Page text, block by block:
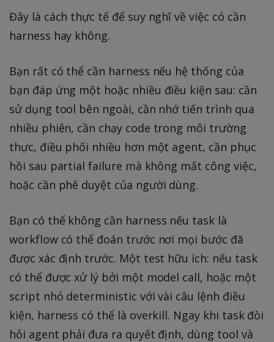
Đây là cách thực tế để suy nghĩ về việc có cần
harness hay không.
Bạn rất có thể cần harness nếu hệ thống của
bạn đáp ứng một hoặc nhiều điều kiện sau: cần
sử dụng tool bên ngoài, cần nhớ tiến trình qua
nhiều phiên, cần chạy code trong môi trường
thực, điều phối nhiều hơn một agent, cần phục
hồi sau partial failure mà không mất công việc,
hoặc cần phê duyệt của người dùng.
Bạn có thể không cần harness nếu task là
workflow có thể đoán trước nơi mọi bước đã
được xác định trước. Một test hữu ích: nếu task
có thể được xử lý bởi một model call, hoặc một
script nhỏ deterministic với vài câu lệnh điều
kiện, harness có thể là overkill. Ngay khi task đòi
hỏi agent phải đưa ra quyết định, dùng tool và